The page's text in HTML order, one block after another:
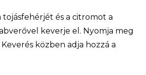
tojásfehérjét és a citromot a
keverje el. Nyomja meg
közben adja hozzá a